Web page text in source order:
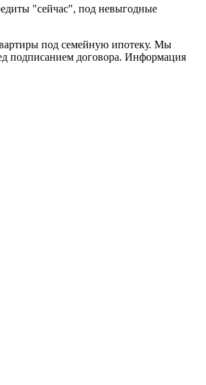
"сейчас", под невыгодные
под семейную ипотеку. Мы
подписанием договора. Информация